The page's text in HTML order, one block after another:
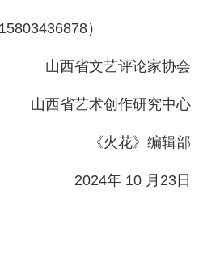
）
山西省文艺评论家协会
山西省艺术创作研究中心
《火花》编辑部
2024年 10 月23日